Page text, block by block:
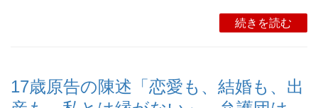
続きを読む
17歳原告の陳述「恋愛も、結婚も、出